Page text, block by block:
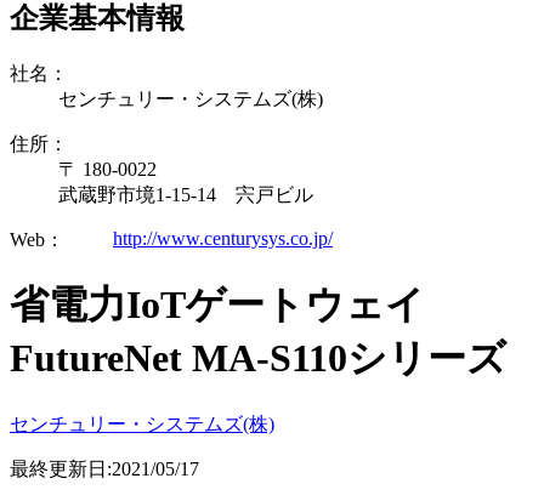
企業基本情報
社名：
センチュリー・システムズ(株)
住所：
〒 180-0022
武蔵野市境1-15-14 宍戸ビル
Web： http://www.centurysys.co.jp/
省電力IoTゲートウェイ
FutureNet MA-S110シリーズ
センチュリー・システムズ(株)
最終更新日:2021/05/17